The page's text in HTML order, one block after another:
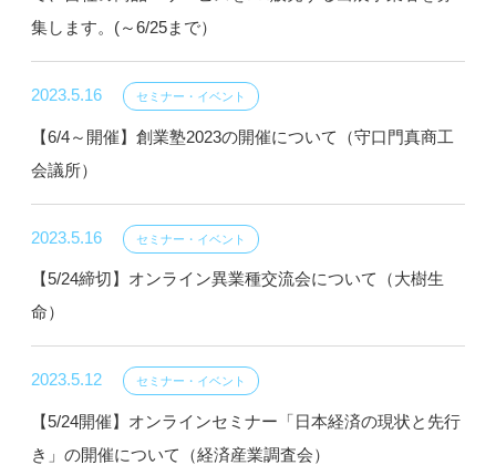
集します。(～6/25まで）
2023.5.16 セミナー・イベント
【6/4～開催】創業塾2023の開催について（守口門真商工
会議所）
2023.5.16 セミナー・イベント
【5/24締切】オンライン異業種交流会について（大樹生
命）
2023.5.12 セミナー・イベント
【5/24開催】オンラインセミナー「日本経済の現状と先行
き」の開催について（経済産業調査会）